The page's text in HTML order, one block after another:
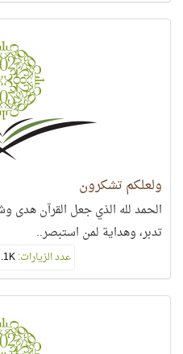
ولعلكم تشكرون
الحمد لله الذي جعل القرآن هدى
تدبر، وهداية لمن استبصر..
عدد الزيارات:21.1K